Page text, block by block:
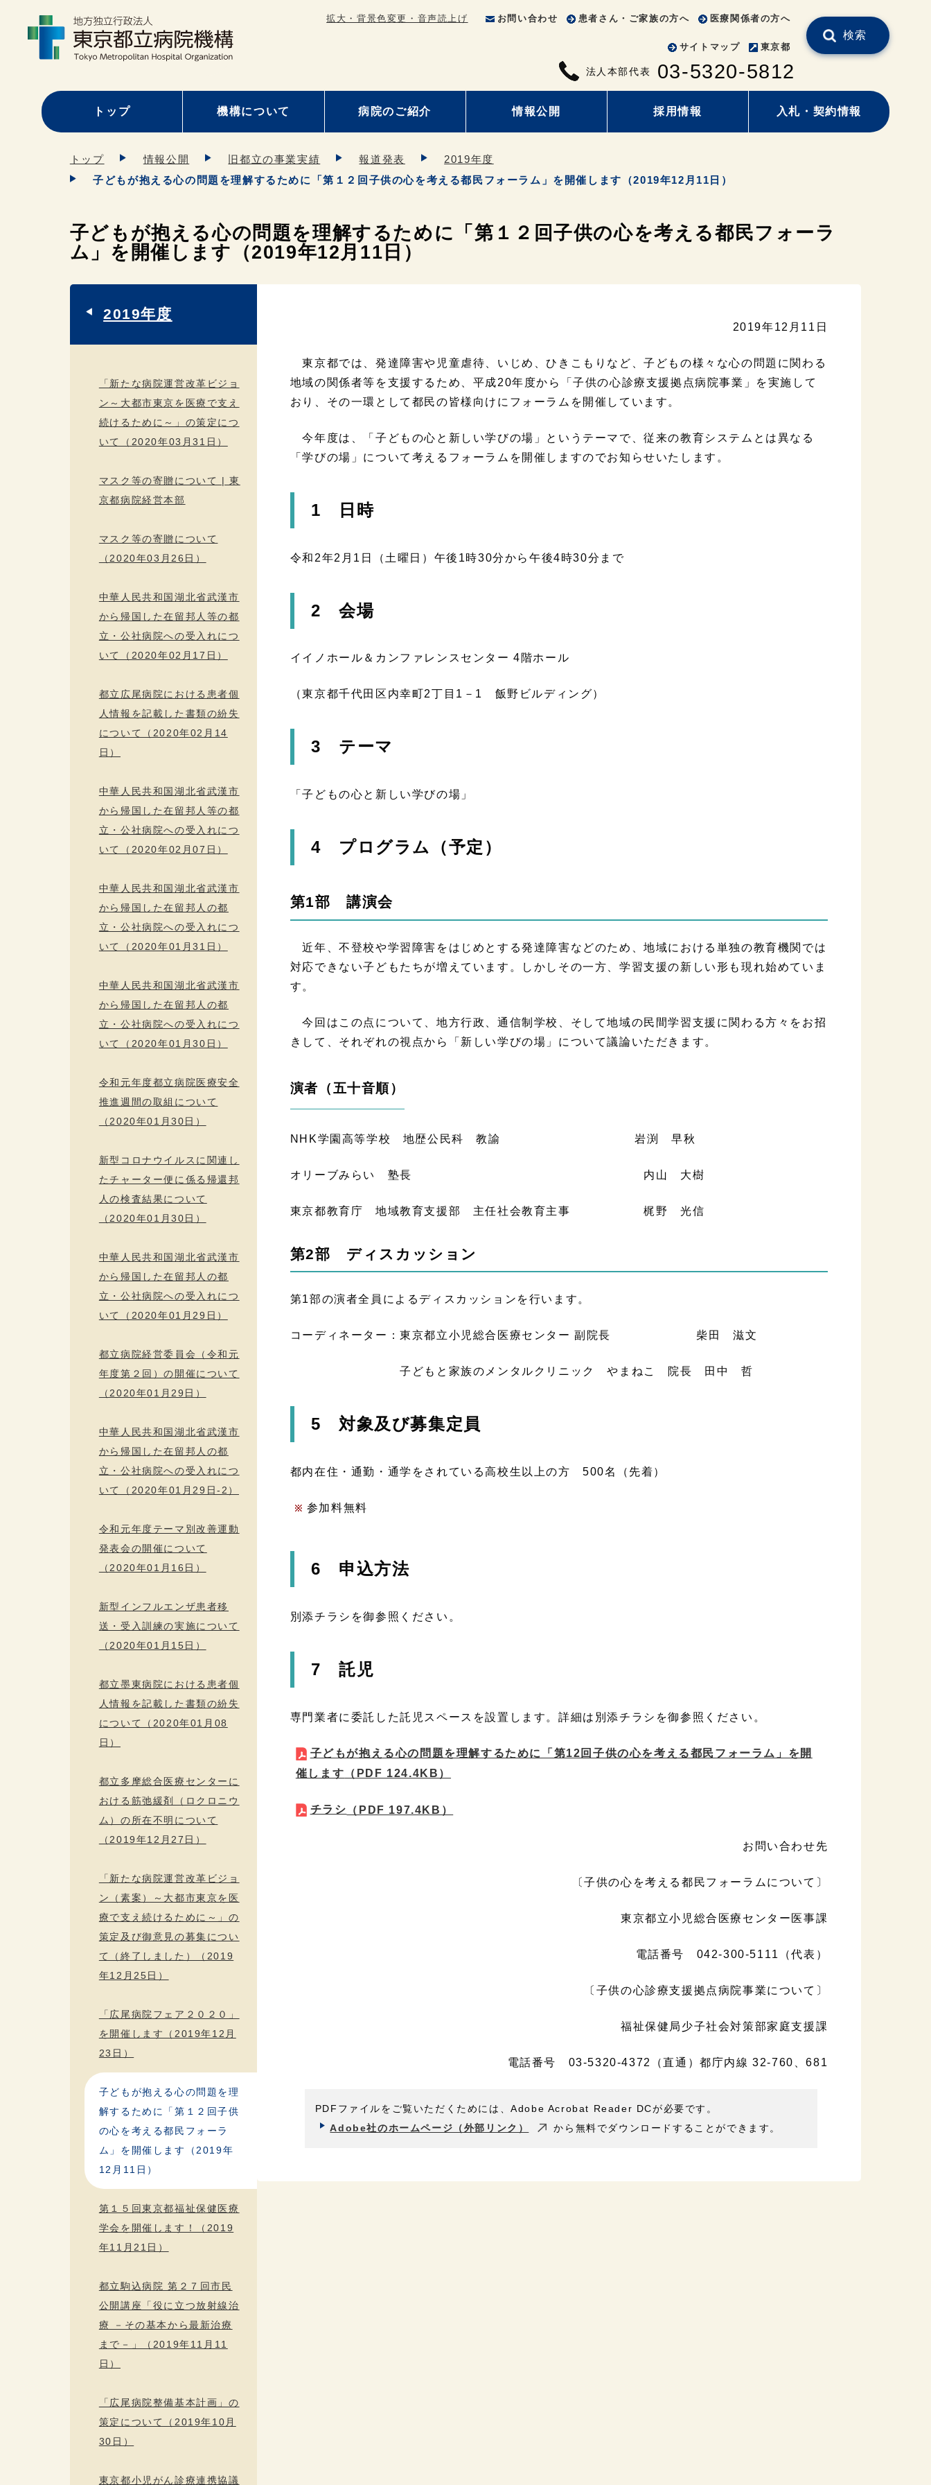
拡大・背景色変更・音声読上げ お問い合わせ 患者さん・ご家族の方へ 医療関係者の方へ
サイトマップ 東京都
法人本部代表 03-5320-5812
検索
トップ 機構について 病院のご紹介 情報公開 採用情報 入札・契約情報
トップ 情報公開 旧都立の事業実績 報道発表
2019年度
子どもが抱える心の問題を理解するために「第１２回子供の心を考える都民フォーラム」を開催します（2019年12月11日）
子どもが抱える心の問題を理解するために「第１２回子供の心を考える都民フォーラ
ム」を開催します（2019年12月11日）
2019年12月11日
東京都では、発達障害や児童虐待、いじめ、ひきこもりなど、子どもの様々な心の問題に関わる
地域の関係者等を支援するため、平成20年度から「子供の心診療支援拠点病院事業」を実施して
おり、その一環として都民の皆様向けにフォーラムを開催しています。
今年度は、「子どもの心と新しい学びの場」というテーマで、従来の教育システムとは異なる
「学びの場」について考えるフォーラムを開催しますのでお知らせいたします。
1 日時
令和2年2月1日（土曜日）午後1時30分から午後4時30分まで
2 会場
イイノホール＆カンファレンスセンター 4階ホール
（東京都千代田区内幸町2丁目1－1 飯野ビルディング）
3 テーマ
「子どもの心と新しい学びの場」
4 プログラム（予定）
第1部 講演会
近年、不登校や学習障害をはじめとする発達障害などのため、地域における単独の教育機関では
対応できない子どもたちが増えています。しかしその一方、学習支援の新しい形も現れ始めていま
す。
今回はこの点について、地方行政、通信制学校、そして地域の民間学習支援に関わる方々をお招
きして、それぞれの視点から「新しい学びの場」について議論いただきます。
演者（五十音順）
NHK学園高等学校 地歴公民科 教諭 岩渕 早秋
オリーブみらい 塾長 内山 大樹
東京都教育庁 地域教育支援部 主任社会教育主事 梶野 光信
第2部 ディスカッション
第1部の演者全員によるディスカッションを行います。
コーディネーター：東京都立小児総合医療センター 副院長 柴田 滋文
子どもと家族のメンタルクリニック やまねこ 院長 田中 哲
5 対象及び募集定員
都内在住・通勤・通学をされている高校生以上の方 500名（先着）
参加料無料
6 申込方法
別添チラシを御参照ください。
7 託児
専門業者に委託した託児スペースを設置します。詳細は別添チラシを御参照ください。
子どもが抱える心の問題を理解するために「第12回子供の心を考える都民フォーラム」を開
催します （PDF 124.4KB）
チラシ （PDF 197.4KB）
お問い合わせ先
〔子供の心を考える都民フォーラムについて〕
東京都立小児総合医療センター医事課
電話番号 042-300-5111（代表）
〔子供の心診療支援拠点病院事業について〕
福祉保健局少子社会対策部家庭支援課
電話番号 03-5320-4372（直通）都庁内線 32-760、681
PDFファイルをご覧いただくためには、Adobe Acrobat Reader DCが必要です。
Adobe社のホームページ（外部リンク）
から無料でダウンロードすることができます。
2019年度
「新たな病院運営改革ビジョ
ン～大都市東京を医療で支え
続けるために～」の策定につ
いて（2020年03月31日）
マスク等の寄贈について | 東
京都病院経営本部
マスク等の寄贈について
（2020年03月26日）
中華人民共和国湖北省武漢市
から帰国した在留邦人等の都
立・公社病院への受入れにつ
いて（2020年02月17日）
都立広尾病院における患者個
人情報を記載した書類の紛失
について（2020年02月14
日）
中華人民共和国湖北省武漢市
から帰国した在留邦人等の都
立・公社病院への受入れにつ
いて（2020年02月07日）
中華人民共和国湖北省武漢市
から帰国した在留邦人の都
立・公社病院への受入れにつ
いて（2020年01月31日）
中華人民共和国湖北省武漢市
から帰国した在留邦人の都
立・公社病院への受入れにつ
いて（2020年01月30日）
令和元年度都立病院医療安全
推進週間の取組について
（2020年01月30日）
新型コロナウイルスに関連し
たチャーター便に係る帰還邦
人の検査結果について
（2020年01月30日）
中華人民共和国湖北省武漢市
から帰国した在留邦人の都
立・公社病院への受入れにつ
いて（2020年01月29日）
都立病院経営委員会（令和元
年度第２回）の開催について
（2020年01月29日）
中華人民共和国湖北省武漢市
から帰国した在留邦人の都
立・公社病院への受入れにつ
いて（2020年01月29日-2）
令和元年度テーマ別改善運動
発表会の開催について
（2020年01月16日）
新型インフルエンザ患者移
送・受入訓練の実施について
（2020年01月15日）
都立墨東病院における患者個
人情報を記載した書類の紛失
について（2020年01月08
日）
都立多摩総合医療センターに
おける筋弛緩剤（ロクロニウ
ム）の所在不明について
（2019年12月27日）
「新たな病院運営改革ビジョ
ン（素案）～大都市東京を医
療で支え続けるために～」の
策定及び御意見の募集につい
て（終了しました）（2019
年12月25日）
「広尾病院フェア２０２０」
を開催します（2019年12月
23日）
子どもが抱える心の問題を理
解するために「第１２回子供
の心を考える都民フォーラ
ム」を開催します（2019年
12月11日）
第１５回東京都福祉保健医療
学会を開催します！（2019
年11月21日）
都立駒込病院 第２７回市民
公開講座「役に立つ放射線治
療 －その基本から最新治療
まで－」（2019年11月11
日）
「広尾病院整備基本計画」の
策定について（2019年10月
30日）
東京都小児がん診療連携協議